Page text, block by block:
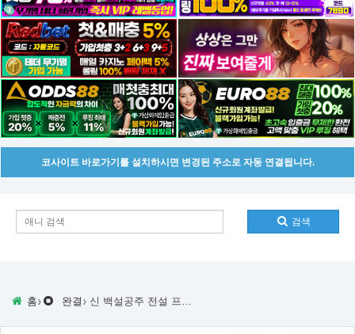
코사이트 바로가기를 설치하시면 변경된 주소로 자동 연결됩니다.
검색
홈› 완결 › 신 백설공주 전설 프리티어